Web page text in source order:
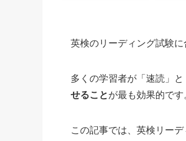
英検のリーディング試験に
多くの学習者が「速読」
せることが最も効果的です
この記事では、英検リー